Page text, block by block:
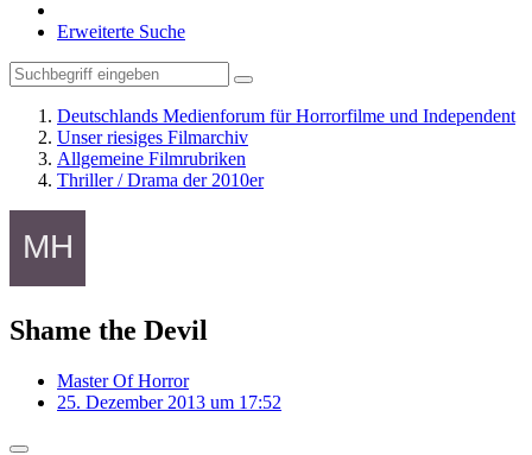
Erweiterte Suche
Deutschlands Medienforum für Horrorfilme und Independent
Unser riesiges Filmarchiv
Allgemeine Filmrubriken
Thriller / Drama der 2010er
Shame the Devil
Master Of Horror
25. Dezember 2013 um 17:52